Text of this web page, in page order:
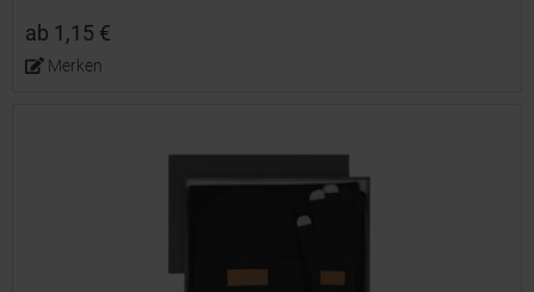
ab 1,15 €
Merken